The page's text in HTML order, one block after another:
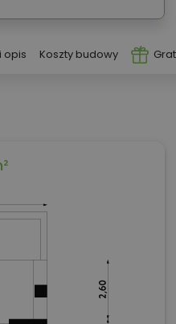
opis Koszty budowy